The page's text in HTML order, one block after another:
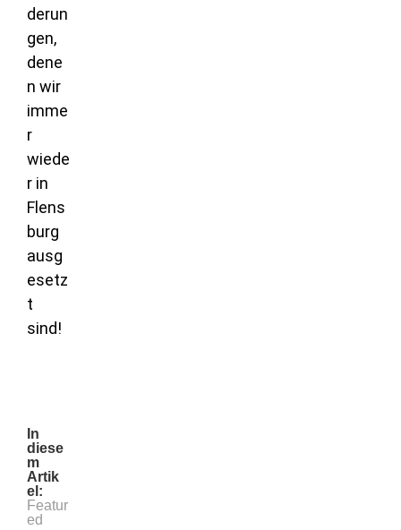
derun
gen,
dene
n wir
imme
r
wiede
r in
Flens
burg
ausg
esetz
t
sind!
In
diese
m
Artik
el:
Featur
ed